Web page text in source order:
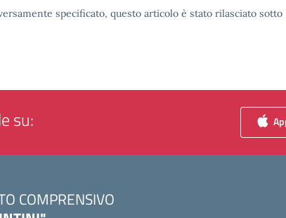
specificato, questo articolo è stato rilasciato
su:
COMPRENSIVO